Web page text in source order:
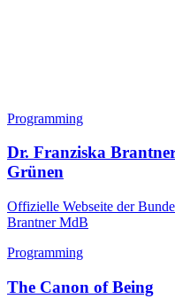
Programming
Dr. Franziska
Grünen
Offizielle Webseite der
Brantner MdB
Programming
The Canon of Being